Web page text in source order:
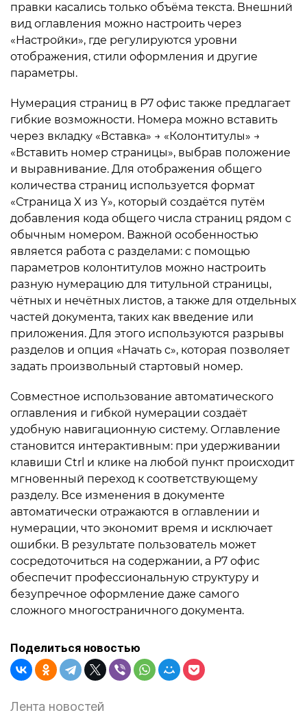
правки касались только объёма текста. Внешний
вид оглавления можно настроить через
«Настройки», где регулируются уровни
отображения, стили оформления и другие
параметры.
Нумерация страниц в Р7 офис также предлагает
гибкие возможности. Номера можно вставить
через вкладку «Вставка» → «Колонтитулы» →
«Вставить номер страницы», выбрав положение
и выравнивание. Для отображения общего
количества страниц используется формат
«Страница X из Y», который создаётся путём
добавления кода общего числа страниц рядом с
обычным номером. Важной особенностью
является работа с разделами: с помощью
параметров колонтитулов можно настроить
разную нумерацию для титульной страницы,
чётных и нечётных листов, а также для отдельных
частей документа, таких как введение или
приложения. Для этого используются разрывы
разделов и опция «Начать с», которая позволяет
задать произвольный стартовый номер.
Совместное использование автоматического
оглавления и гибкой нумерации создаёт
удобную навигационную систему. Оглавление
становится интерактивным: при удерживании
клавиши Ctrl и клике на любой пункт происходит
мгновенный переход к соответствующему
разделу. Все изменения в документе
автоматически отражаются в оглавлении и
нумерации, что экономит время и исключает
ошибки. В результате пользователь может
сосредоточиться на содержании, а Р7 офис
обеспечит профессиональную структуру и
безупречное оформление даже самого
сложного многостраничного документа.
Поделиться новостью
Лента новостей